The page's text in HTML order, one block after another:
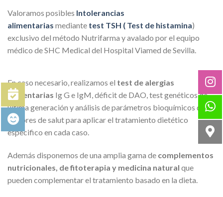
Valoramos posibles Intolerancias
alimentarias mediante test TSH ( Test de histamina)
exclusivo del método Nutrifarma y avalado por el equipo
médico de SHC Medical del Hospital Viamed de Sevilla.
En caso necesario, realizamos el test de alergias
alimentarias Ig G e IgM, déficit de DAO, test genéticos de
última generación y análisis de parámetros bioquímicos de
factores de salut para aplicar el tratamiento dietético
especifico en cada caso.
Además disponemos de una amplia gama de complementos
nutricionales, de fitoterapia y medicina natural que
pueden complementar el tratamiento basado en la dieta.